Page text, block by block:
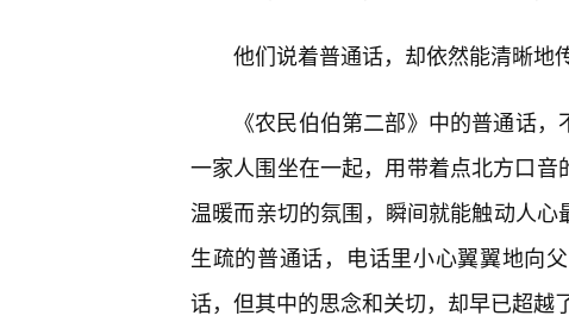
他们说着普通话，却依然能清晰地
《农民伯伯第二部》中的普通话
一家人围坐在一起，用带着点北方口
温暖而亲切的氛围，瞬间就能触动人
生疏的普通话，电话里小心翼翼地向
话，但其中的思念和关切，却早已超越